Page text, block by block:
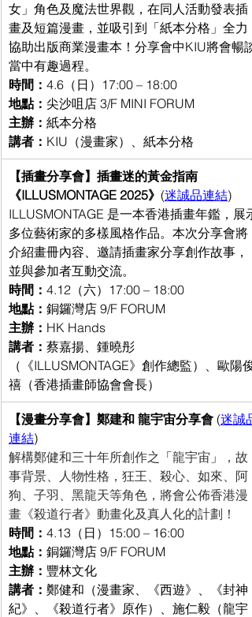
女」角色及魔法世界觀，在同人活動發表插
畫及短篇漫畫，並吸引到「紙本分格」全力
協助出版商業漫畫本！分享會中KIU將會暢談
當中有趣過程。
時間： 4.6（日）17:00 – 18:00
地點： 尖沙咀店 3/F MINI FORUM
主辦： 紙本分格
講者： KIU（漫畫家）、紙本分格
【插畫分享會】插畫迷的黃金指南
《ILLUSMONTAGE 2025》 (迷誠品連結)
ILLUSMONTAGE 是一本香港插畫年鑑，展示
多位藝術家的多樣風格作品。本次分享會將
介紹畫冊內容、邀請插畫家分享創作故事，
並與參加者互動交流。
時間： 4.12（六）17:00 – 18:00
地點： 銅鑼灣店 9/F FORUM
主辦： HK Hands
講者： 蔡嘉揚、鍾曉彤
（《ILLUSMONTAGE》創作總監）、歐陽俊
禧（香港插畫師協會會長）
【漫畫分享會】鄭建和 龍宇宙分享會 (迷誠品
連結)
解構鄭健和三十年所創作之 「龍宇宙 」
，故
事背景、人物性格，狂王、殺心、如來、阿
狗、子羽、黑龍天等角色，將會公佈香港漫
畫《殺道行者》動畫化及真人化的計劃！
時間： 4.13（日）15:00 – 16:00
地點： 銅鑼灣店 9/F FORUM
主辦： 豐林文化
講者： 鄭健和（漫畫家、《西遊》、《封神
紀》、《殺道行者》原作）、施仁毅（龍宇